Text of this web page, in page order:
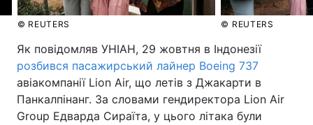
© REUTERS © REUTERS
Як повідомляв УНІАН, 29 жовтня в Індонезії
розбився пасажирський лайнер Boeing 737
авіакомпанії Lion Air, що летів з Джакарти в
Панкалпінанг. За словами гендиректора Lion Air
Group Едварда Сираїта, у цього літака були